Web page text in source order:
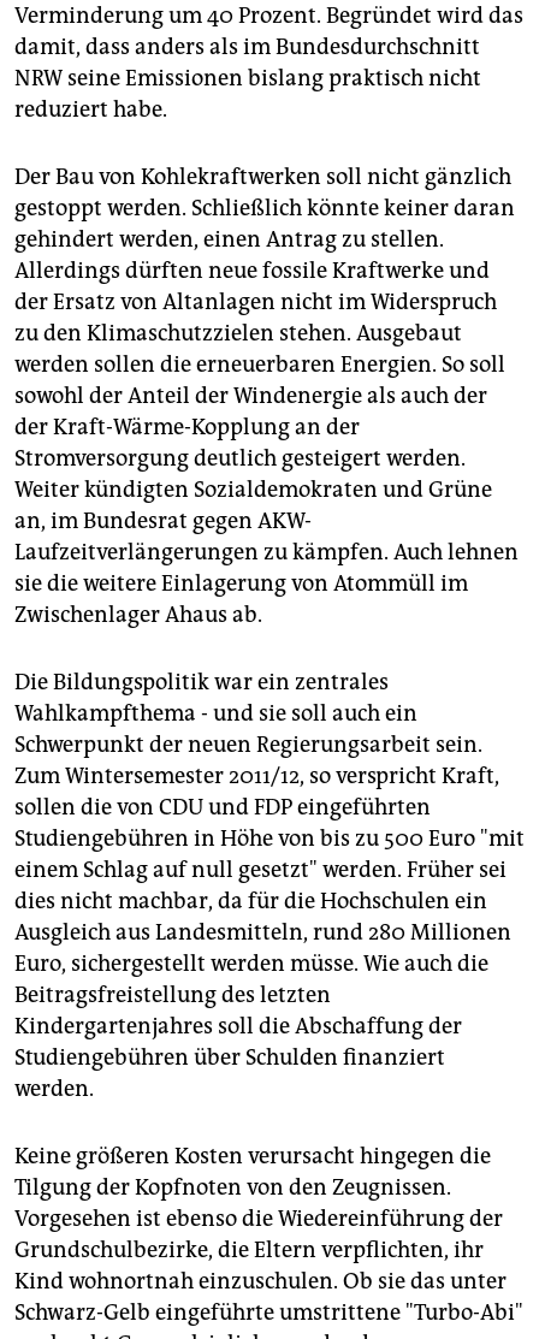
Verminderung um 40 Prozent. Begründet wird das
damit, dass anders als im Bundesdurchschnitt
NRW seine Emissionen bislang praktisch nicht
reduziert habe.
Der Bau von Kohlekraftwerken soll nicht gänzlich
gestoppt werden. Schließlich könnte keiner daran
gehindert werden, einen Antrag zu stellen.
Allerdings dürften neue fossile Kraftwerke und
der Ersatz von Altanlagen nicht im Widerspruch
zu den Klimaschutzzielen stehen. Ausgebaut
werden sollen die erneuerbaren Energien. So soll
sowohl der Anteil der Windenergie als auch der
der Kraft-Wärme-Kopplung an der
Stromversorgung deutlich gesteigert werden.
Weiter kündigten Sozialdemokraten und Grüne
an, im Bundesrat gegen AKW-
Laufzeitverlängerungen zu kämpfen. Auch lehnen
sie die weitere Einlagerung von Atommüll im
Zwischenlager Ahaus ab.
Die Bildungspolitik war ein zentrales
Wahlkampfthema - und sie soll auch ein
Schwerpunkt der neuen Regierungsarbeit sein.
Zum Wintersemester 2011/12, so verspricht Kraft,
sollen die von CDU und FDP eingeführten
Studiengebühren in Höhe von bis zu 500 Euro "mit
einem Schlag auf null gesetzt" werden. Früher sei
dies nicht machbar, da für die Hochschulen ein
Ausgleich aus Landesmitteln, rund 280 Millionen
Euro, sichergestellt werden müsse. Wie auch die
Beitragsfreistellung des letzten
Kindergartenjahres soll die Abschaffung der
Studiengebühren über Schulden finanziert
werden.
Keine größeren Kosten verursacht hingegen die
Tilgung der Kopfnoten von den Zeugnissen.
Vorgesehen ist ebenso die Wiedereinführung der
Grundschulbezirke, die Eltern verpflichten, ihr
Kind wohnortnah einzuschulen. Ob sie das unter
Schwarz-Gelb eingeführte umstrittene "Turbo-Abi"